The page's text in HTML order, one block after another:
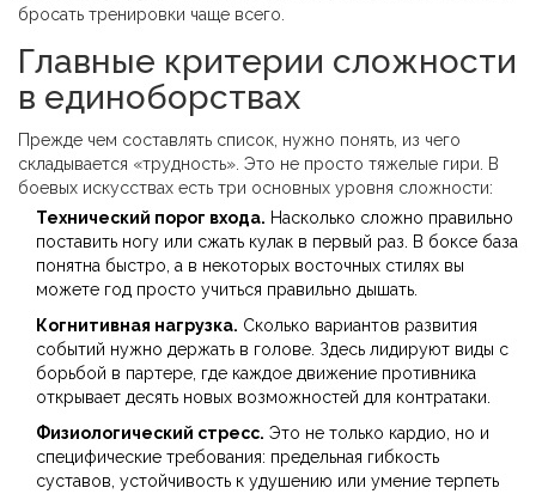
бросать тренировки чаще всего.
Главные критерии сложности
в единоборствах
Прежде чем составлять список, нужно понять, из чего
складывается «трудность». Это не просто тяжелые гири. В
боевых искусствах есть три основных уровня сложности:
Технический порог входа. Насколько сложно правильно
поставить ногу или сжать кулак в первый раз. В боксе база
понятна быстро, а в некоторых восточных стилях вы
можете год просто учиться правильно дышать.
Когнитивная нагрузка. Сколько вариантов развития
событий нужно держать в голове. Здесь лидируют виды с
борьбой в партере, где каждое движение противника
открывает десять новых возможностей для контратаки.
Физиологический стресс. Это не только кардио, но и
специфические требования: предельная гибкость
суставов, устойчивость к удушению или умение терпеть